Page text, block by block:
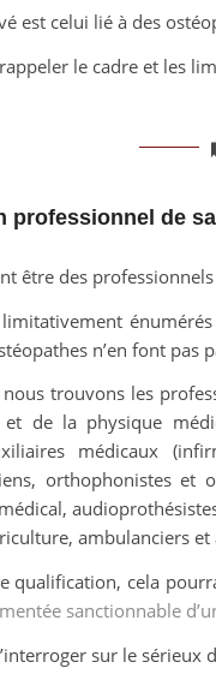
est celui lié à des
le cadre et les
professionnel de
être des professionnels
n’en font pas
trouvons les
de la physique
médicaux
orthophonistes et
ambulanciers et
qualification, cela
sanctionnable
sur le sérieux